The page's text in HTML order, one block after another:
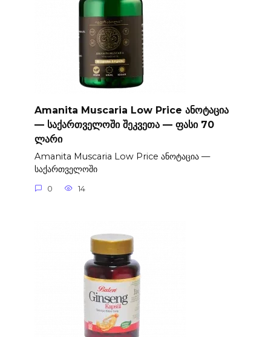
Amanita Muscaria Low Price ანოტაცია
— საქართველოში შეკვეთა — ფასი 70
ლარი
Amanita Muscaria Low Price ანოტაცია —
საქართველოში
0 14